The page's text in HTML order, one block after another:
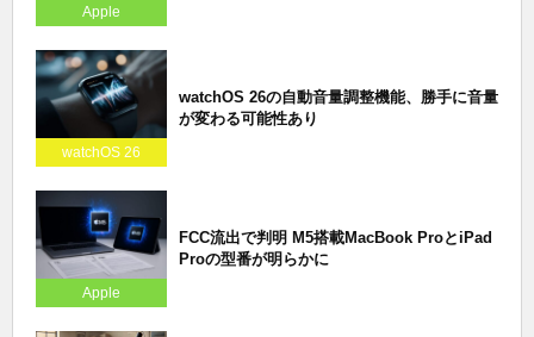
Apple
watchOS 26
watchOS 26の自動音量調整機能、勝手に音量
が変わる可能性あり
Apple
FCC流出で判明 M5搭載MacBook ProとiPad
Proの型番が明らかに